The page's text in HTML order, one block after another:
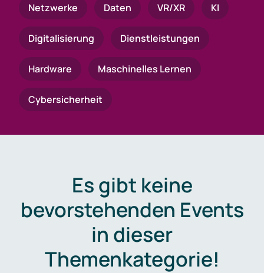
Netzwerke Daten VR/XR KI
Digitalisierung Dienstleistungen
Hardware Maschinelles Lernen
Cybersicherheit
Es gibt keine
bevorstehenden Events
in dieser
Themenkategorie!